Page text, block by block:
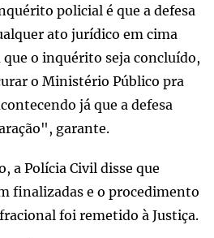
policial é que a defesa
ato jurídico em cima
que o inquérito seja concluído,
o Ministério Público pra
já que a defesa
garante.
a Polícia Civil disse que
finalizadas e o procedimento
foi remetido à Justiça.